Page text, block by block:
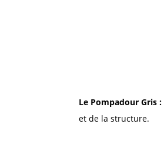
Le Pompadour Gris :
et de la structure.